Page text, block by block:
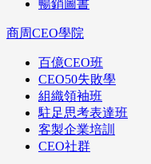
暢銷圖書
商周CEO學院
百億CEO班
CEO50失敗學
組織領袖班
駐足思考表達班
客製企業培訓
CEO社群